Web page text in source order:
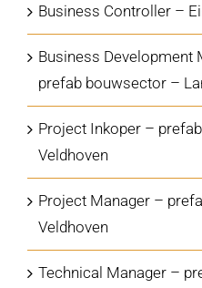
Business Controller –
Business Development
prefab bouwsector –
Project Inkoper –
Veldhoven
Project Manager –
Veldhoven
Technical Manager –